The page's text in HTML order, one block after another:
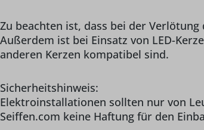
Zu beachten ist, dass bei der
Außerdem ist bei Einsatz von LED-
anderen Kerzen kompatibel sind.
Sicherheitshinweis:
Elektroinstallationen sollten nur von
Seiffen.com keine Haftung für den